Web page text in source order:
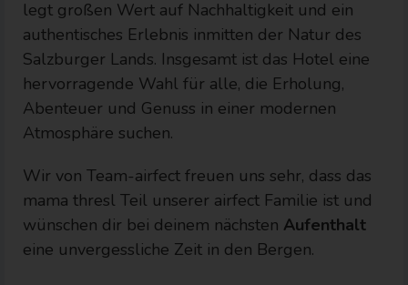
legt großen Wert auf Nachhaltigkeit und ein
authentisches Erlebnis inmitten der Natur des
Salzburger Lands. Insgesamt ist das Hotel eine
hervorragende Wahl für alle, die Erholung,
Abenteuer und Genuss in einer modernen
Atmosphäre suchen.
Wir von Team-airfect freuen uns sehr, dass das
mama thresl Teil unserer airfect Familie ist und
wünschen dir bei deinem nächsten Aufenthalt
eine unvergessliche Zeit in den Bergen.